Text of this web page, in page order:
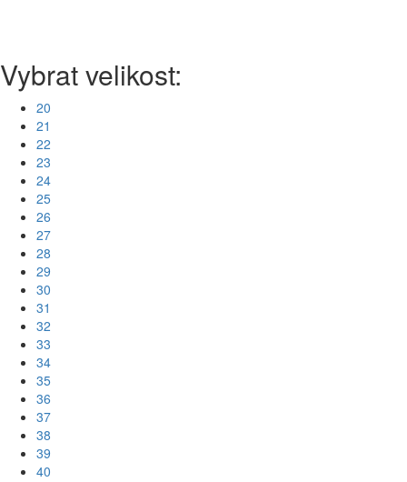
Vybrat velikost:
20
21
22
23
24
25
26
27
28
29
30
31
32
33
34
35
36
37
38
39
40